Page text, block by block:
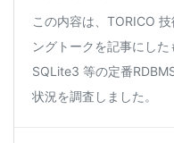
この内容は、TORICO
ングトークを記事にし
SQLite3 等の定番
状況を調査しました。